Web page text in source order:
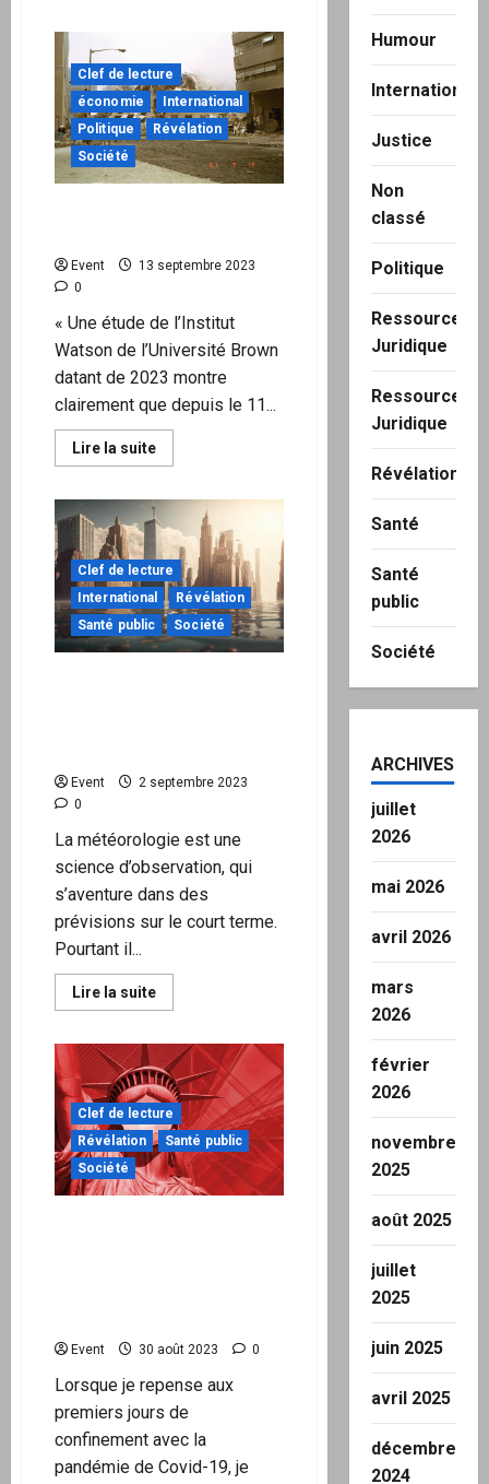
Arnaud
Upinsky
«
On
a
une
atrophie
du
de
Clef de lecture
économie
International
Politique
Révélation
Société
Event
13 septembre 2023
0
« Une étude de l’Institut
Watson de l’Université Brown
datant de 2023 montre
clairement que depuis le 11...
Lire la suiteEn
savoir
Les
tireurs
de
ficelles
derrière
le
11
septembre
Clef de lecture
International
Révélation
Santé public
Société
Event
2 septembre 2023
0
La météorologie est une
science d’observation, qui
s’aventure dans des
prévisions sur le court terme.
Pourtant il...
Lire la suiteEn
savoir
Mais
où
est
passé
le
changement
du
climat
?
Réponse
Clef de lecture
Révélation
Santé public
Société
Event 30 août 2023 0
Lorsque je repense aux
premiers jours de
confinement avec la
pandémie de Covid-19, je
Humour
International
Justice
Non
classé
Politique
Ressource
Juridique
Ressource
Juridique
Révélation
Santé
Santé
public
Société
ARCHIVES
juillet
2026
mai 2026
avril 2026
mars
2026
février
2026
novembre
2025
août 2025
juillet
2025
juin 2025
avril 2025
décembre
2024